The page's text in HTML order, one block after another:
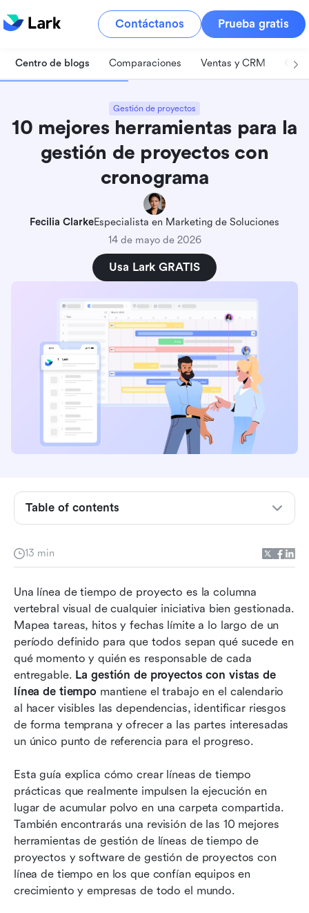
Contáctanos Prueba gratis
Centro de blogs Comparaciones Ventas y CRM
Gestión de proyectos
10 mejores herramientas para la
gestión de proyectos con
cronograma
Fecilia ClarkeEspecialista en Marketing de Soluciones
14 de mayo de 2026
Usa Lark GRATIS
13 min
Una línea de tiempo de proyecto es la columna
vertebral visual de cualquier iniciativa bien gestionada.
Mapea tareas, hitos y fechas límite a lo largo de un
período definido para que todos sepan qué sucede en
qué momento y quién es responsable de cada
entregable. La gestión de proyectos con vistas de
línea de tiempo mantiene el trabajo en el calendario
al hacer visibles las dependencias, identificar riesgos
de forma temprana y ofrecer a las partes interesadas
un único punto de referencia para el progreso.
Esta guía explica cómo crear líneas de tiempo
prácticas que realmente impulsen la ejecución en
lugar de acumular polvo en una carpeta compartida.
También encontrarás una revisión de las 10 mejores
herramientas de gestión de líneas de tiempo de
proyectos y software de gestión de proyectos con
línea de tiempo en los que confían equipos en
crecimiento y empresas de todo el mundo.
Table of contents
proyectos?
con vistas de línea de tiempo
10 mejores herramientas de gestión de
proyectos con cronograma
Elementos esenciales para incluir en una línea
de tiempo de gestión de proyectos
Cómo elegir la mejor herramienta de gestión de
proyectos con vistas de línea de tiempo
Preguntas frecuentes
Lectura relacionada